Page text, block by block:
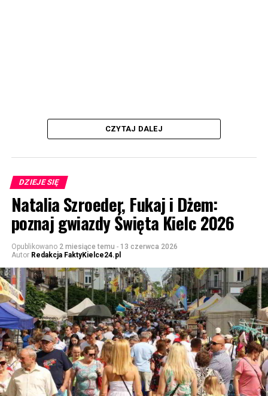
CZYTAJ DALEJ
DZIEJE SIĘ
Natalia Szroeder, Fukaj i Dżem:
poznaj gwiazdy Święta Kielc 2026
Opublikowano 2 miesiące temu - 13 czerwca 2026
Autor Redakcja FaktyKielce24.pl